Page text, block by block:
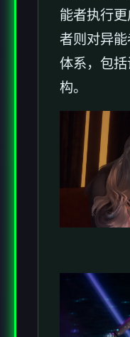
能者执行
者则对异
体系，包
构。